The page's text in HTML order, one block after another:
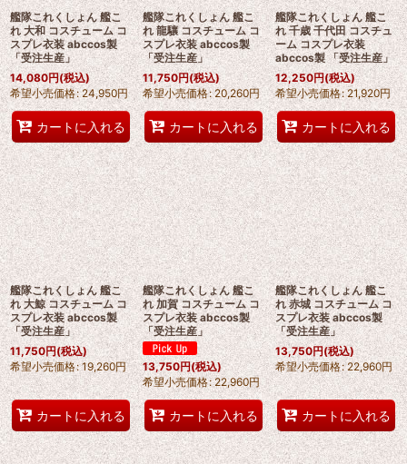
艦隊これくしょん 艦こ
れ 大和 コスチューム コ
スプレ衣装 abccos製
「受注生産」
14,080円(税込)
希望小売価格: 24,950円
カートに入れる
艦隊これくしょん 艦こ
れ 龍驤 コスチューム コ
スプレ衣装 abccos製
「受注生産」
11,750円(税込)
希望小売価格: 20,260円
カートに入れる
艦隊これくしょん 艦こ
れ 千歳 千代田 コスチュ
ーム コスプレ衣装
abccos製 「受注生産」
12,250円(税込)
希望小売価格: 21,920円
カートに入れる
艦隊これくしょん 艦こ
れ 大鯨 コスチューム コ
スプレ衣装 abccos製
「受注生産」
11,750円(税込)
希望小売価格: 19,260円
カートに入れる
艦隊これくしょん 艦こ
れ 加賀 コスチューム コ
スプレ衣装 abccos製
「受注生産」
13,750円(税込)
希望小売価格: 22,960円
カートに入れる
艦隊これくしょん 艦こ
れ 赤城 コスチューム コ
スプレ衣装 abccos製
「受注生産」
13,750円(税込)
希望小売価格: 22,960円
カートに入れる